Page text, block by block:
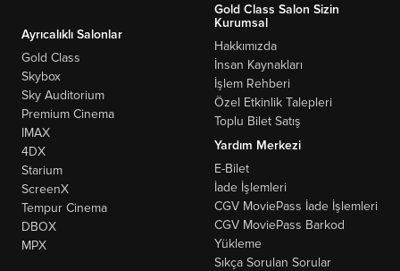
Gold Class Salon Sizin
Ayrıcalıklı Salonlar
Gold Class
Skybox
Sky Auditorium
Premium Cinema
IMAX
4DX
Starium
ScreenX
Tempur Cinema
DBOX
MPX
Kurumsal
Hakkımızda
İnsan Kaynakları
İşlem Rehberi
Özel Etkinlik Talepleri
Toplu Bilet Satış
Yardım Merkezi
E-Bilet
İade İşlemleri
CGV MoviePass İade İşlemleri
CGV MoviePass Barkod
Yükleme
Sıkça Sorulan Sorular